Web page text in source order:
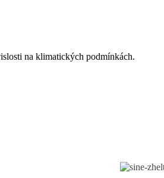
na klimatických podmínkách.